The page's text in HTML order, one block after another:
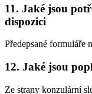
11. Jaké jsou
dispozici
Předepsané formuláře
12. Jaké jsou
Ze strany konzulární